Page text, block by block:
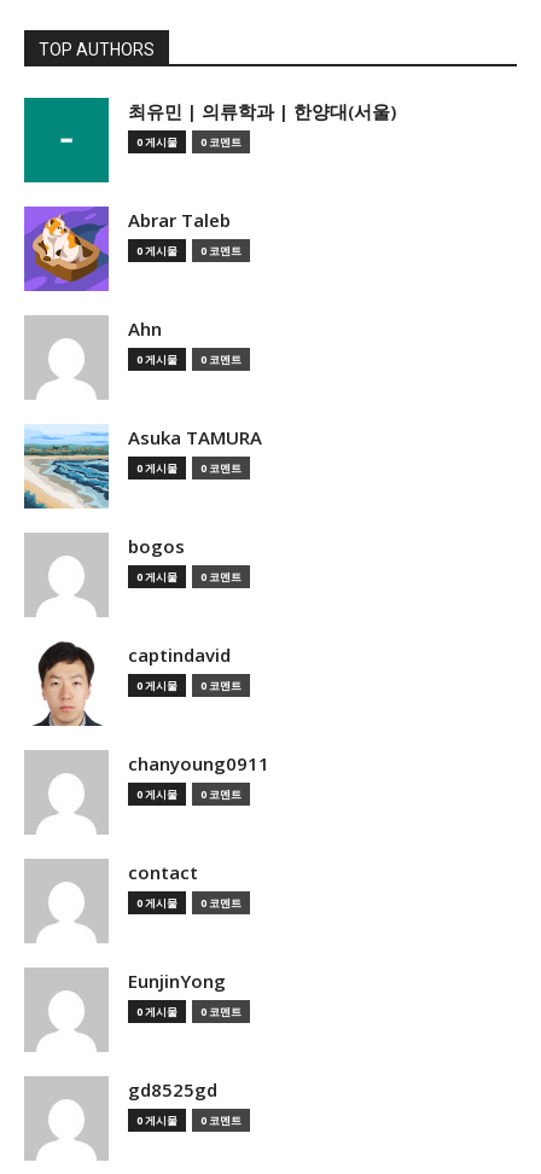
TOP AUTHORS
­최유민 | 의류학과 | 한양대(서울)
0 게시물 0 코멘트
Abrar Taleb
0 게시물 0 코멘트
Ahn
0 게시물 0 코멘트
Asuka TAMURA
0 게시물 0 코멘트
bogos
0 게시물 0 코멘트
captindavid
0 게시물 0 코멘트
chanyoung0911
0 게시물 0 코멘트
contact
0 게시물 0 코멘트
EunjinYong
0 게시물 0 코멘트
gd8525gd
0 게시물 0 코멘트